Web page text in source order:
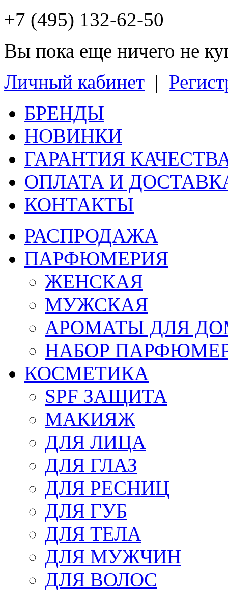
+7 (495) 132-62-50
Вы пока еще ничего не
Личный кабинет |
БРЕНДЫ
НОВИНКИ
ГАРАНТИЯ
ОПЛАТА И
КОНТАКТЫ
РАСПРОДАЖА
ПАРФЮМЕРИЯ
ЖЕНСКАЯ
МУЖСКАЯ
АРОМАТЫ ДЛЯ
НАБОР
КОСМЕТИКА
SPF ЗАЩИТА
МАКИЯЖ
ДЛЯ ЛИЦА
ДЛЯ ГЛАЗ
ДЛЯ РЕСНИЦ
ДЛЯ ГУБ
ДЛЯ ТЕЛА
ДЛЯ МУЖЧИН
ДЛЯ ВОЛОС